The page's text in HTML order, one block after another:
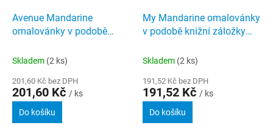
Avenue Mandarine
omalovánky v podobě
Skladem (2 ks)
201,60 Kč bez DPH
201,60 Kč / ks
Do košíku
My Mandarine omalovánky
v podobě knižní záložky
Skladem (2 ks)
191,52 Kč bez DPH
191,52 Kč / ks
Do košíku